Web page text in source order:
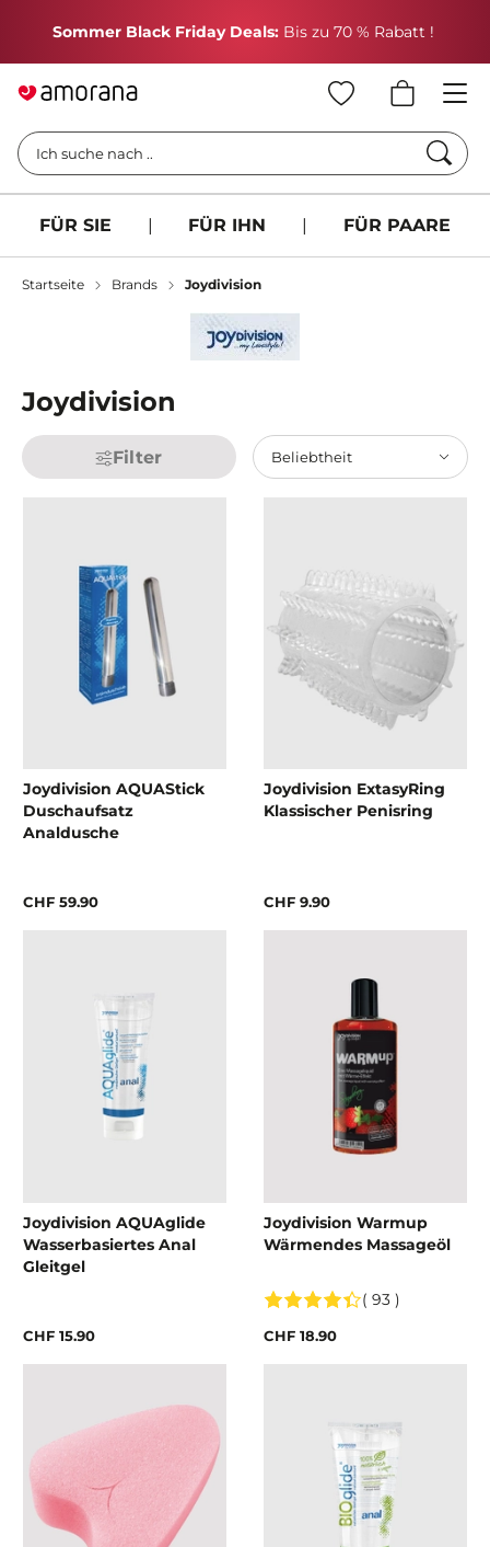
Sommer Black Friday Deals: Bis zu 70 % Rabatt !
Ich suche nach ..
FÜR SIE | FÜR IHN | FÜR PAARE
Startseite Brands Joydivision
Joydivision
Filter Beliebtheit
Joydivision AQUAStick
Duschaufsatz
Analdusche
CHF 59.90
Joydivision ExtasyRing
Klassischer Penisring
CHF 9.90
Joydivision AQUAglide
Wasserbasiertes Anal
Gleitgel
CHF 15.90
Joydivision Warmup
Wärmendes Massageöl
( 93 )
CHF 18.90